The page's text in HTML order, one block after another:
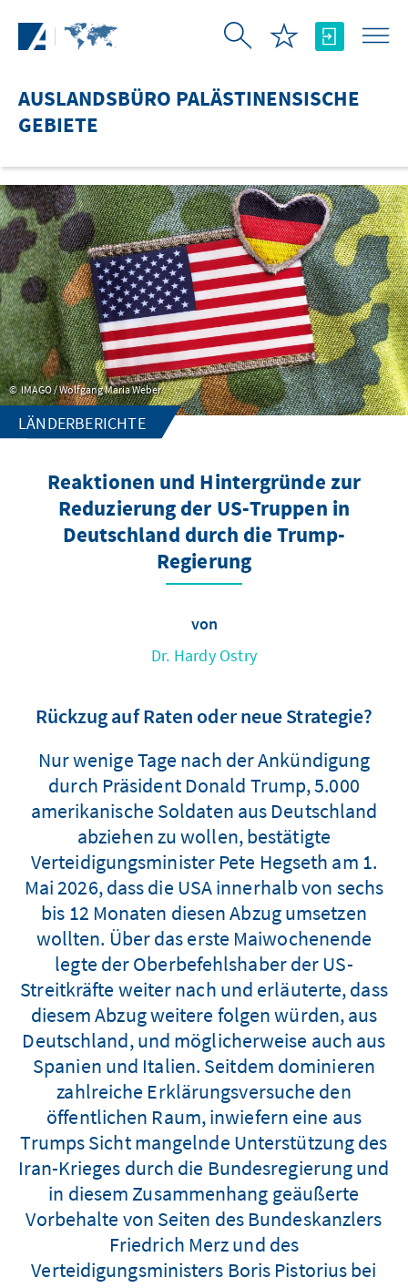
AUSLANDSBÜRO PALÄSTINENSISCHE
GEBIETE
IMAGO / Wolfgang Maria Weber
LÄNDERBERICHTE
Reaktionen und Hintergründe zur
Reduzierung der US-Truppen in
Deutschland durch die Trump-
Regierung
von
Dr. Hardy Ostry
Rückzug auf Raten oder neue Strategie?
Nur wenige Tage nach der Ankündigung
durch Präsident Donald Trump, 5.000
amerikanische Soldaten aus Deutschland
abziehen zu wollen, bestätigte
Verteidigungsminister Pete Hegseth am 1.
Mai 2026, dass die USA innerhalb von sechs
bis 12 Monaten diesen Abzug umsetzen
wollten. Über das erste Maiwochenende
legte der Oberbefehlshaber der US-
Streitkräfte weiter nach und erläuterte, dass
diesem Abzug weitere folgen würden, aus
Deutschland, und möglicherweise auch aus
Spanien und Italien. Seitdem dominieren
zahlreiche Erklärungsversuche den
öffentlichen Raum, inwiefern eine aus
Trumps Sicht mangelnde Unterstützung des
Iran-Krieges durch die Bundesregierung und
in diesem Zusammenhang geäußerte
Vorbehalte von Seiten des Bundeskanzlers
Friedrich Merz und des
Verteidigungsministers Boris Pistorius bei